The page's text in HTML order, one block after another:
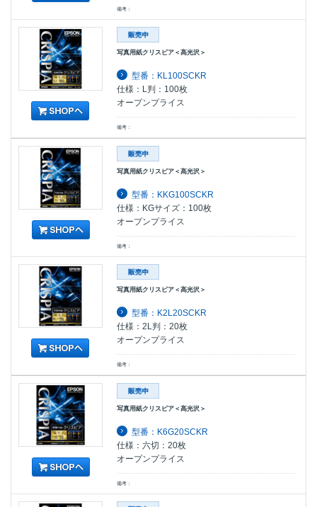
備考：
写真用紙クリスピア＜高光沢＞
型番：KL100SCKR
仕様：L判：100枚
オープンプライス
備考：
写真用紙クリスピア＜高光沢＞
型番：KKG100SCKR
仕様：KGサイズ：100枚
オープンプライス
備考：
写真用紙クリスピア＜高光沢＞
型番：K2L20SCKR
仕様：2L判：20枚
オープンプライス
備考：
写真用紙クリスピア＜高光沢＞
型番：K6G20SCKR
仕様：六切：20枚
オープンプライス
備考：